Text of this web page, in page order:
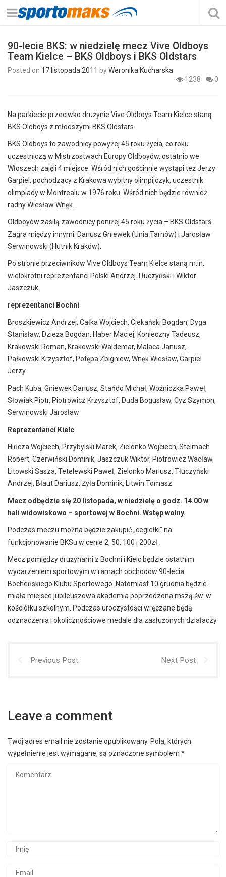
90-lecie BKS: w niedzielę mecz Vive Oldboys
Team Kielce – BKS Oldboys i BKS Oldstars
Posted on 17 listopada 2011 byWeronika Kucharska
1238
0
Na parkiecie przeciwko drużynie Vive Oldboys Team Kielce staną
BKS Oldboys z młodszymi BKS Oldstars.
BKS Oldboys to zawodnicy powyżej 45 roku życia, co roku
uczestniczą w Mistrzostwach Europy Oldboyów, ostatnio we
Włoszech zajęli 4 miejsce. Wśród nich gościnnie wystąpi też Jerzy
Garpiel, pochodzący z Krakowa wybitny olimpijczyk, uczestnik
olimpiady w Montrealu w 1976 roku. Wśród nich będzie również
radny Wiesław Wnęk.
Oldboyów zasilą zawodnicy poniżej 45 roku życia – BKS Oldstars.
Zagra między innymi: Dariusz Gniewek (Unia Tarnów) i Jarosław
Serwinowski (Hutnik Kraków).
Po stronie przeciwników Vive Oldboys Team Kielce staną m.in.
wielokrotni reprezentanci Polski Andrzej Tłuczyński i Wiktor
Jaszczuk.
reprezentanci Bochni
Broszkiewicz Andrzej, Całka Wojciech, Ciekański Bogdan, Dyga
Stanisław, Dzieża Bogdan, Haber Maciej, Konieczny Tadeusz,
Krakowski Roman, Krakowski Waldemar, Malaca Janusz,
Pałkowski Krzysztof, Potępa Zbigniew, Wnęk Wiesław, Garpiel
Jerzy
Pach Kuba, Gniewek Dariusz, Stańdo Michał, Woźniczka Paweł,
Słowiak Piotr, Piotrowicz Krzysztof, Duda Bogusław, Cyz Szymon,
Serwinowski Jarosław
Reprezentanci Kielc
Hińcza Wojciech, Przybylski Marek, Zielonko Wojciech, Stelmach
Robert, Czerwiński Dominik, Jaszczuk Wiktor, Piotrowicz Wacław,
Litowski Sasza, Tetelewski Paweł, Zielonko Mariusz, Tłuczyński
Andrzej, Błaut Dariusz, Żyła Dominik, Litwin Tomasz.
Mecz odbędzie się 20 listopada, w niedzielę o godz. 14.00 w
hali widowiskowo – sportowej w Bochni. Wstęp wolny.
Podczas meczu można będzie zakupić „cegiełki” na
funkcjonowanie BKSu w cenie 2, 50, 100 i 200zł.
Mecz pomiędzy drużynami z Bochni i Kielc będzie ostatnim
wydarzeniem sportowym w ramach obchodów 90-lecia
Bocheńskiego Klubu Sportowego. Natomiast 10 grudnia będzie
miała miejsce jubileuszowa akademia poprzedzona mszą św. w
kościółku szkolnym. Podczas uroczystości wręczane będą
odznaczenia i okolicznościowe medale dla zasłużonych działaczy.
Previous Post Next Post
Leave a comment
Twój adres email nie zostanie opublikowany. Pola, których
wypełnienie jest wymagane, są oznaczone symbolem *